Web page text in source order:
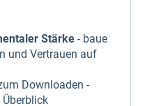
Stärke - baue
und Vertrauen auf
Downloaden -